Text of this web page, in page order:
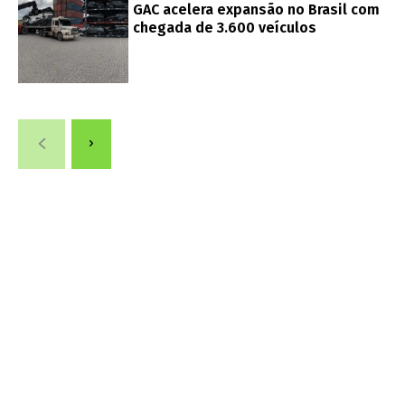
GAC acelera expansão no Brasil com
chegada de 3.600 veículos